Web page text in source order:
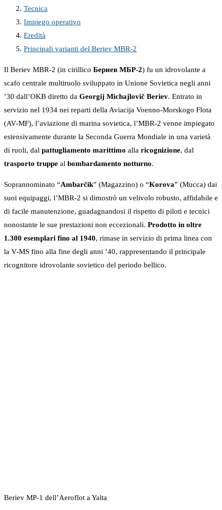
Tecnica
Impiego operativo
Eredità
Principali varianti del Beriev MBR-2
Il Beriev MBR-2 (in cirillico Бериев МБР-2) fu un idrovolante a
scafo centrale multiruolo sviluppato in Unione Sovietica negli anni
’30 dall’OKB diretto da Georgij Michajlovič Beriev. Entrato in
servizio nel 1934 nei reparti della Aviacija Voenno-Morskogo Flota
(AV-MF), l’aviazione di marina sovietica, l’MBR-2 venne impiegato
estensivamente durante la Seconda Guerra Mondiale in una varietà
di ruoli, dal pattugliamento marittimo alla ricognizione, dal
trasporto truppe al bombardamento notturno.
Soprannominato “Ambarčik” (Magazzino) o “Korova” (Mucca) dai
suoi equipaggi, l’MBR-2 si dimostrò un velivolo robusto, affidabile e
di facile manutenzione, guadagnandosi il rispetto di piloti e tecnici
nonostante le sue prestazioni non eccezionali. Prodotto in oltre
1.300 esemplari fino al 1940, rimase in servizio di prima linea con
la V-MS fino alla fine degli anni ’40, rappresentando il principale
ricognitore idrovolante sovietico del periodo bellico.
Beriev MP-1 dell’Aeroflot a Yalta